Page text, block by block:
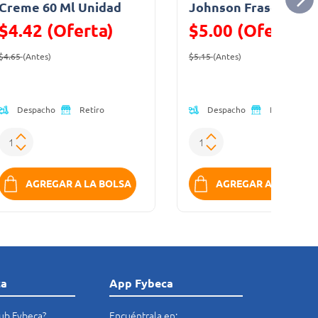
Creme 60 Ml Unidad
$4.42 (Oferta)
reducido de
(Antes)
Despacho Retiro
AGREGAR A LA BOLSA
Johnson Frasco
$5.00 (Oferta)
Precio reducido de
$5.15(Antes)
Despacho Retiro
AGREGAR A LA
Fybeca?
App Fybeca
Encuéntrala en: